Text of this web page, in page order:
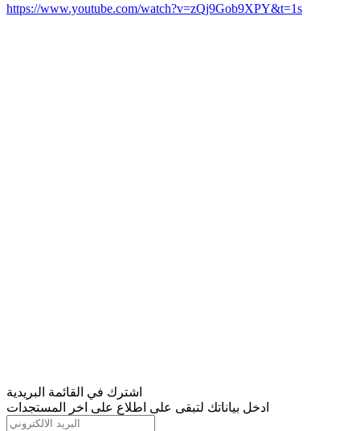
https://www.youtube.com/watch?v=zQj9Gob9XPY&t=1s
اشترك في القائمة البريدية
ادخل بياناتك لتبقى على اطلاع على اخر المستجدات